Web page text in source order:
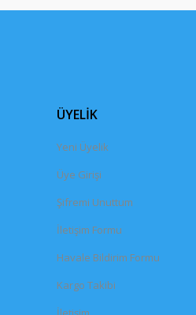
ÜYELİK
Yeni Üyelik
Üye Girişi
Şifremi Unuttum
İletişim Formu
Havale Bildirim Formu
Kargo Takibi